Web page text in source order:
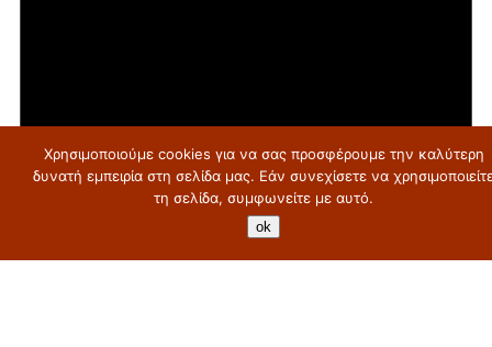
Χρησιμοποιούμε cookies για να σας προσφέρουμε την καλύτερη
δυνατή εμπειρία στη σελίδα μας. Εάν συνεχίσετε να
τη σελίδα, συμφωνείτε με αυτό.
ok